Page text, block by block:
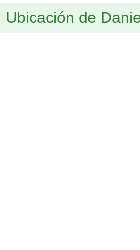
Ubicación de